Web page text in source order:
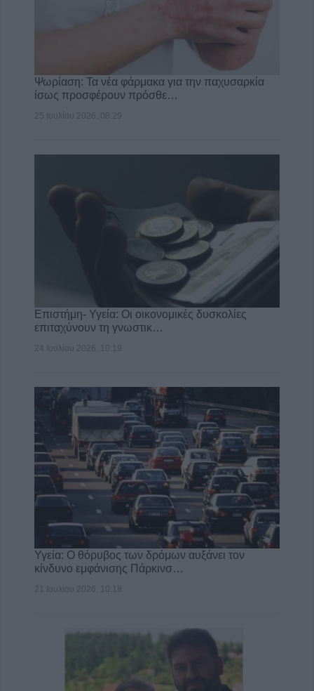
Ψωρίαση: Τα νέα φάρμακα για την παχυσαρκία
ίσως προσφέρουν πρόσθε…
25 Ιουλίου 2026, 08:29
Επιστήμη- Υγεία: Οι οικονομικές δυσκολίες
επιταχύνουν τη γνωστικ…
24 Ιουλίου 2026, 10:19
Υγεία: Ο θόρυβος των δρόμων αυξάνει τον
κίνδυνο εμφάνισης Πάρκινσ…
21 Ιουλίου 2026, 10:18